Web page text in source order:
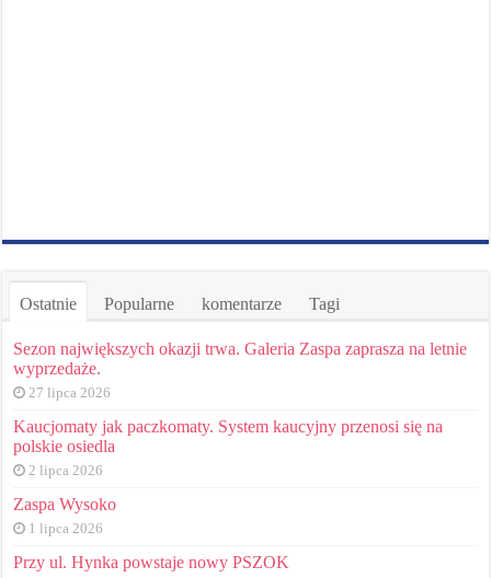
Ostatnie Popularne komentarze Tagi
Sezon największych okazji trwa. Galeria Zaspa zaprasza na letnie
wyprzedaże.
27 lipca 2026
Kaucjomaty jak paczkomaty. System kaucyjny przenosi się na
polskie osiedla
2 lipca 2026
Zaspa Wysoko
1 lipca 2026
Przy ul. Hynka powstaje nowy PSZOK